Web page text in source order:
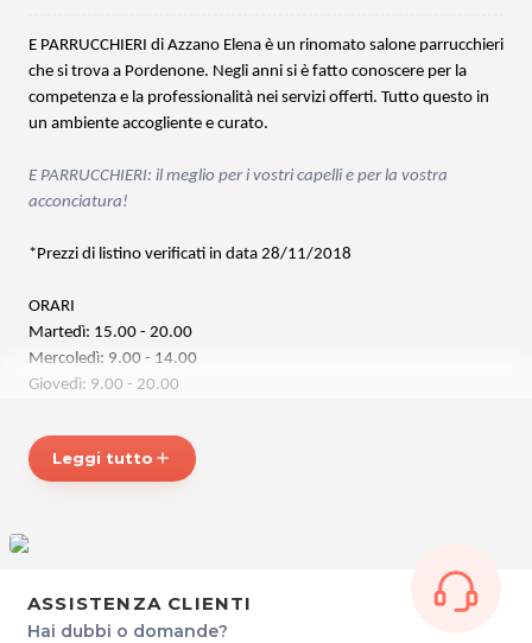
E PARRUCCHIERI di Azzano Elena è un rinomato salone parrucchieri
che si trova a Pordenone. Negli anni si è fatto conoscere per la
competenza e la professionalità nei servizi offerti. Tutto questo in
un ambiente accogliente e curato.
E PARRUCCHIERI: il meglio per i vostri capelli e per la vostra
acconciatura!
*Prezzi di listino verificati in data 28/11/2018
ORARI
Martedì: 15.00 - 20.00
Mercoledì: 9.00 - 14.00
Giovedì: 9.00 - 20.00
Sabato: 8.00 - 17.00
Chiuso lunedì e domenica.
Leggi tutto add
ASSISTENZA CLIENTI
Hai dubbi o domande?